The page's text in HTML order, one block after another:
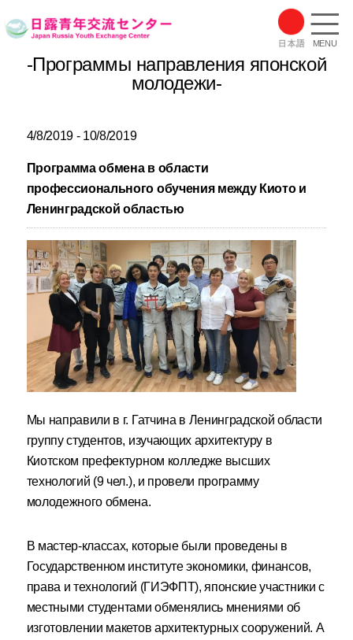
MENU
-Программы направления японской
молодежи-
4/8/2019 - 10/8/2019
Программа обмена в области
профессионального обучения между Киото и
Ленинградской областью
Мы направили в г. Гатчина в Ленинградской области
группу студентов, изучающих архитектуру в
Киотском префектурном колледже высших
технологий (9 чел.), и провели программу
молодежного обмена.
В мастер-классах, которые были проведены в
Государственном институте экономики, финансов,
права и технологий (ГИЭФПТ), японские участники с
местными студентами обменялись мнениями об
изготовлении макетов архитектурных сооружений. А